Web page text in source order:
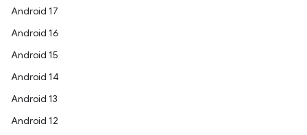
Android 17
Android 16
Android 15
Android 14
Android 13
Android 12